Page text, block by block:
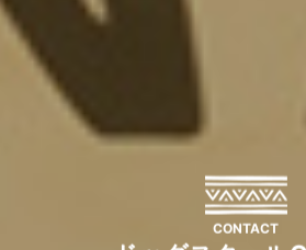
CONTACT